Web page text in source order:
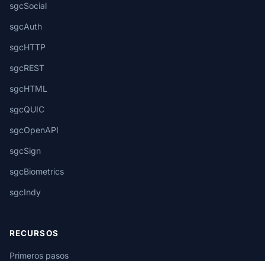
sgcSocial
sgcAuth
sgcHTTP
sgcREST
sgcHTML
sgcQUIC
sgcOpenAPI
sgcSign
sgcBiometrics
sgcIndy
RECURSOS
Primeros pasos